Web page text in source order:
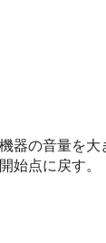
器の音量を大
始点に戻す。